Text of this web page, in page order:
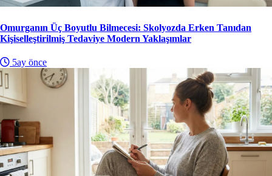
Omurganın Üç Boyutlu Bilmecesi: Skolyozda Erken Tanıdan
Kişiselleştirilmiş Tedaviye Modern Yaklaşımlar
5ay önce